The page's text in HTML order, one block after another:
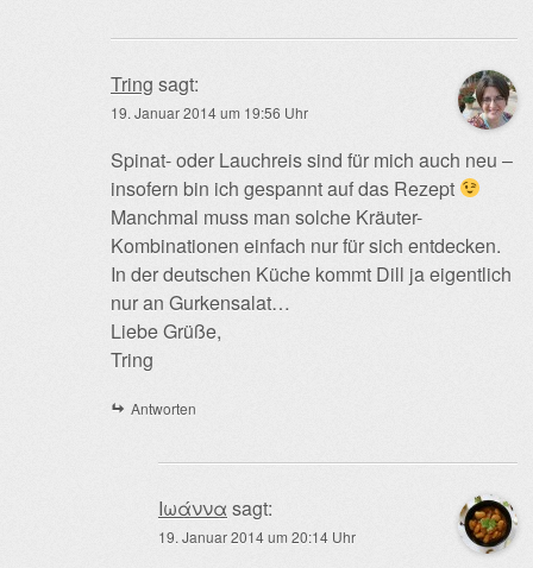
Tring sagt:
19. Januar 2014 um 19:56 Uhr
Spinat- oder Lauchreis sind für mich auch neu –
insofern bin ich gespannt auf das Rezept
Manchmal muss man solche Kräuter-
Kombinationen einfach nur für sich entdecken.
In der deutschen Küche kommt Dill ja eigentlich
nur an Gurkensalat…
Liebe Grüße,
Tring
Antworten
Ιωάννα sagt:
19. Januar 2014 um 20:14 Uhr